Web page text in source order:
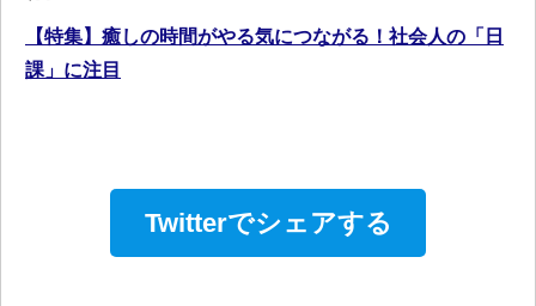
【特集】癒しの時間がやる気につながる！社会人の「日
課」に注目
Twitterでシェアする